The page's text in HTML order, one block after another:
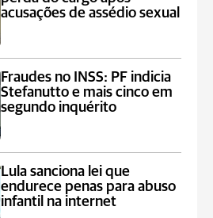
acusações de assédio sexual
Fraudes no INSS: PF indicia
Stefanutto e mais cinco em
segundo inquérito
Lula sanciona lei que
endurece penas para abuso
infantil na internet